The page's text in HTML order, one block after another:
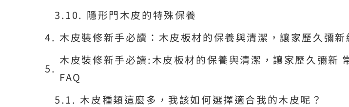
隱形門木皮的特殊保養
木皮裝修新手必讀：木皮板材的保養與清潔，讓家歷久彌新
木皮裝修新手必讀:木皮板材的保養與清潔，讓家歷久彌新
FAQ
木皮種類這麼多，我該如何選擇適合我的木皮呢？